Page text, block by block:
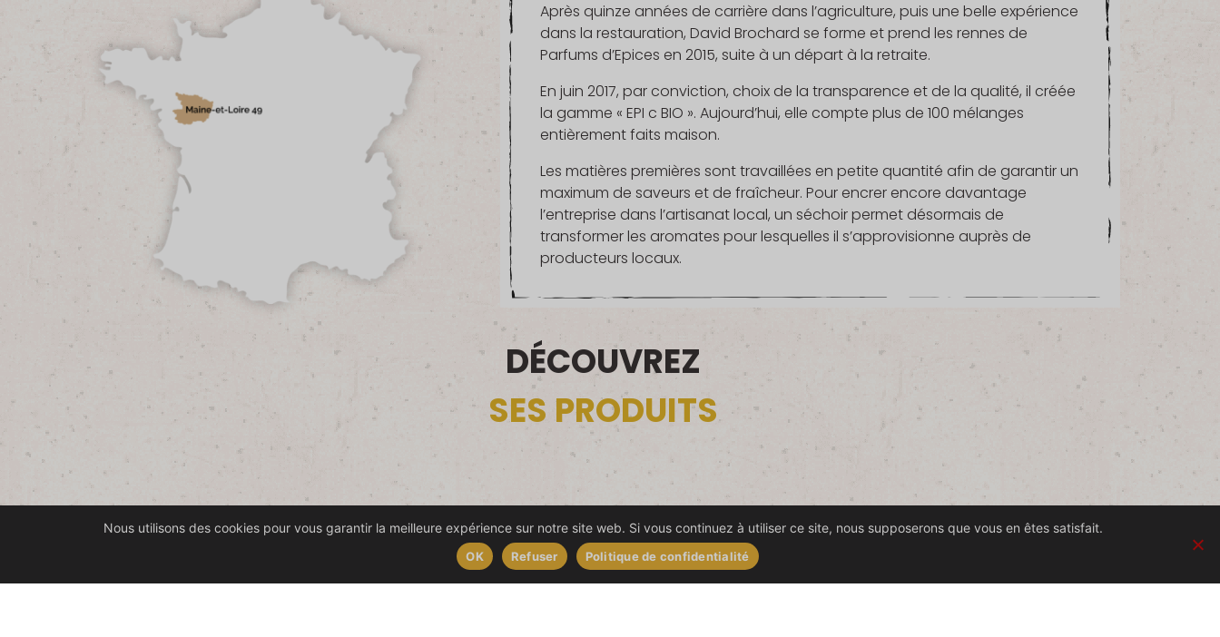
Après quinze années de carrière dans l’agriculture, puis une belle expérience
dans la restauration, David Brochard se forme et prend les rennes de
Parfums d’Epices en 2015, suite à un départ à la retraite.
En juin 2017, par conviction, choix de la transparence et de la qualité, il créée
la gamme « EPI c BIO ». Aujourd’hui, elle compte plus de 100 mélanges
entièrement faits maison.
Les matières premières sont travaillées en petite quantité afin de garantir un
maximum de saveurs et de fraîcheur. Pour encrer encore davantage
l’entreprise dans l’artisanat local, un séchoir permet désormais de
transformer les aromates pour lesquelles il s’approvisionne auprès de
producteurs locaux.
DÉCOUVREZ
SES PRODUITS
Nous utilisons des cookies pour vous garantir la meilleure expérience sur notre site web. Si vous continuez à utiliser ce site, nous supposerons que vous en êtes satisfait.
OK Refuser Politique de confidentialité